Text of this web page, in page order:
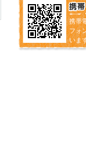
携帯
フォ
いま